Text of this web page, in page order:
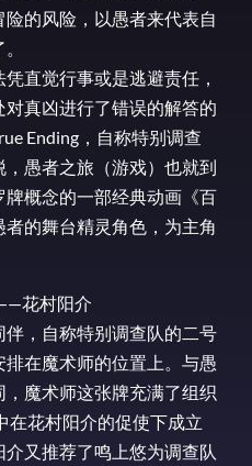
的风险，以愚者来代表自
直觉行事或是逃避责任，
真凶进行了错误的解答的
Ending，自称特别调查
愚者之旅（游戏）也就到
概念的一部经典动画《百
的舞台精灵角色，为主角
花村阳介
，自称特别调查队的二号
在魔术师的位置上。与愚
魔术师这张牌充满了组织
在花村阳介的促使下成立
又推荐了鸣上悠为调查队